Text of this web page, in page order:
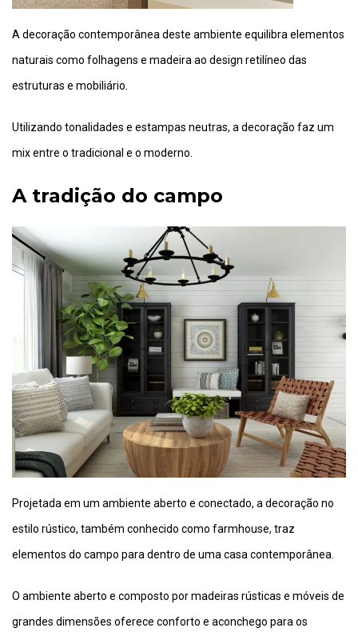
A decoração contemporânea deste ambiente equilibra elementos
naturais como folhagens e madeira ao design retilíneo das
estruturas e mobiliário.
Utilizando tonalidades e estampas neutras, a decoração faz um
mix entre o tradicional e o moderno.
A tradição do campo
Projetada em um ambiente aberto e conectado, a decoração no
estilo rústico, também conhecido como farmhouse, traz
elementos do campo para dentro de uma casa contemporânea.
O ambiente aberto e composto por madeiras rústicas e móveis de
grandes dimensões oferece conforto e aconchego para os